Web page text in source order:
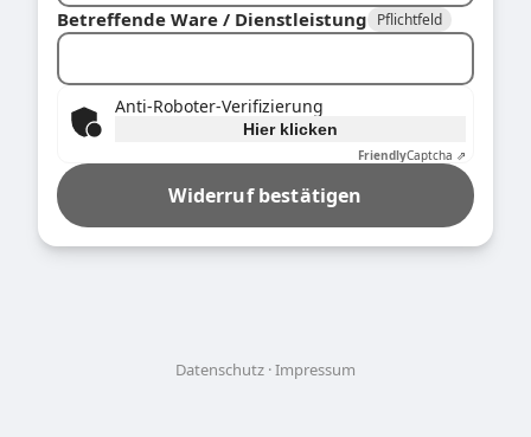
Betreffende Ware / Dienstleistung Pflichtfeld
Anti-Roboter-Verifizierung
Hier klicken
FriendlyCaptcha ⇗
Widerruf bestätigen
Datenschutz Impressum